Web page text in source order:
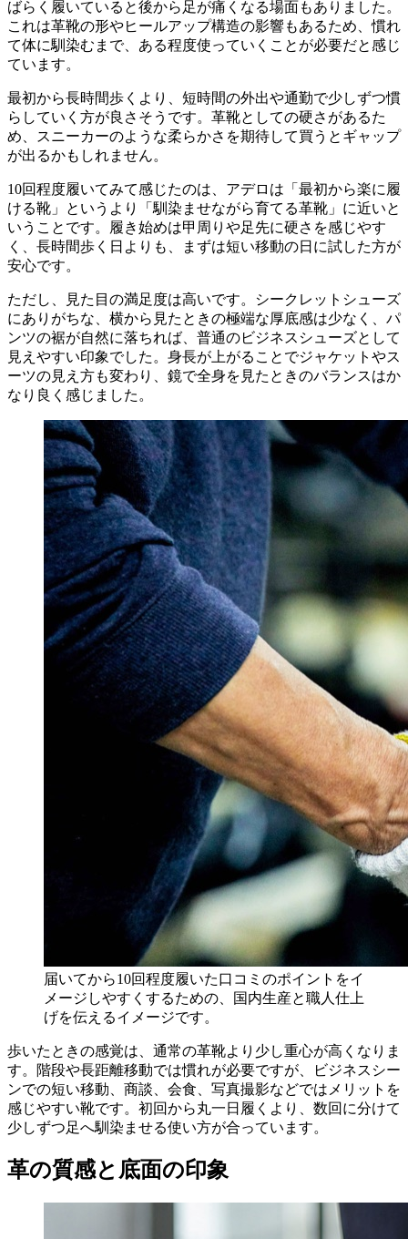
ばらく履いていると後から足が痛くなる場面もありました。
これは革靴の形やヒールアップ構造の影響もあるため、慣れ
て体に馴染むまで、ある程度使っていくことが必要だと感じ
ています。
最初から長時間歩くより、短時間の外出や通勤で少しずつ慣
らしていく方が良さそうです。革靴としての硬さがあるた
め、スニーカーのような柔らかさを期待して買うとギャップ
が出るかもしれません。
10回程度履いてみて感じたのは、アデロは「最初から楽に履
ける靴」というより「馴染ませながら育てる革靴」に近いと
いうことです。履き始めは甲周りや足先に硬さを感じやす
く、長時間歩く日よりも、まずは短い移動の日に試した方が
安心です。
ただし、見た目の満足度は高いです。シークレットシューズ
にありがちな、横から見たときの極端な厚底感は少なく、パ
ンツの裾が自然に落ちれば、普通のビジネスシューズとして
見えやすい印象でした。身長が上がることでジャケットやス
ーツの見え方も変わり、鏡で全身を見たときのバランスはか
なり良く感じました。
届いてから10回程度履いた口コミのポイントをイ
メージしやすくするための、国内生産と職人仕上
げを伝えるイメージです。
歩いたときの感覚は、通常の革靴より少し重心が高くなりま
す。階段や長距離移動では慣れが必要ですが、ビジネスシー
ンでの短い移動、商談、会食、写真撮影などではメリットを
感じやすい靴です。初回から丸一日履くより、数回に分けて
少しずつ足へ馴染ませる使い方が合っています。
革の質感と底面の印象